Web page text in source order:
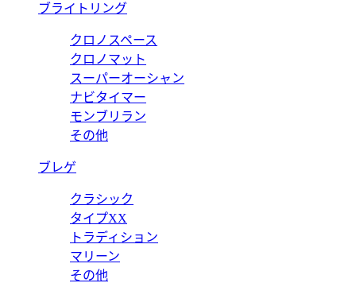
ブライトリング
クロノスペース
クロノマット
スーパーオーシャン
ナビタイマー
モンブリラン
その他
ブレゲ
クラシック
タイプXX
トラディション
マリーン
その他